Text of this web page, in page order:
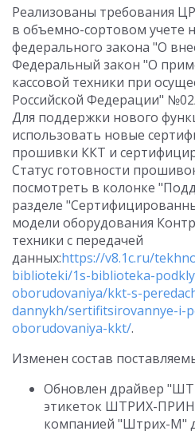
Реализованы требования
в объемно-сортовом учете
федерального закона "О
Федеральный закон "О
кассовой техники при
Российской Федерации"
Для поддержки нового
использовать новые
прошивки ККТ и
Статус готовности
посмотреть в колонке
разделе
модели оборудования
техники с передачей
данных:https://v8.1c.ru/
biblioteki/1s-biblioteka-
oborudovaniya/kkt-s-
dannykh/sertifitsirovannye-i-
oborudovaniya-kkt/.
Изменен состав
Обновлен драйвер
этикеток ШТРИХ-
компанией "Штрих-М"